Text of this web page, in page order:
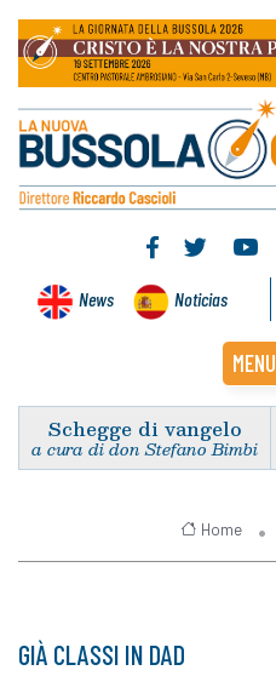
News Noticias
MENU
Schegge di vangelo
a cura di don Stefano Bimbi
Home
GIÀ CLASSI IN DAD